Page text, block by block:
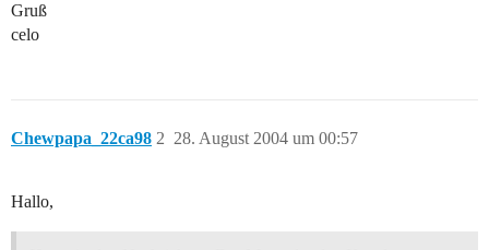
Gruß
celo
Chewpapa_22ca98 28. August 2004 um 00:57
2
Hallo,